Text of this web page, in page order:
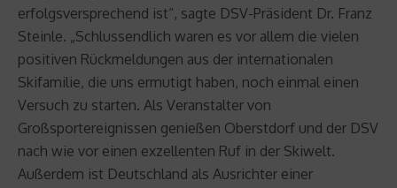
erfolgsversprechend ist“, sagte DSV-Präsident Dr. Franz
Steinle. „Schlussendlich waren es vor allem die vielen
positiven Rückmeldungen aus der internationalen
Skifamilie, die uns ermutigt haben, noch einmal einen
Versuch zu starten. Als Veranstalter von
Großsportereignissen genießen Oberstdorf und der DSV
nach wie vor einen exzellenten Ruf in der Skiwelt.
Außerdem ist Deutschland als Ausrichter einer